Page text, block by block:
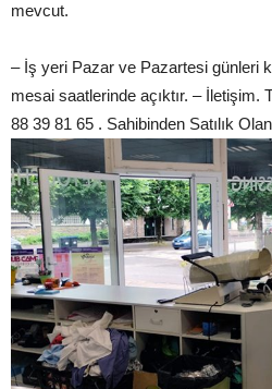
mevcut.
– İş yeri Pazar ve Pazartesi günleri
mesai saatlerinde açıktır. – İletişim.
88 39 81 65 . Sahibinden Satılık